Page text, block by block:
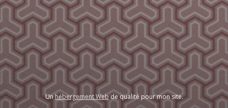
Unhébergement Webde qualité pour mon site.